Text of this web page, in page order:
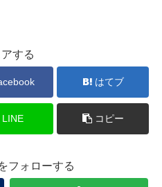
する
はてブ
LINE コピー
フォローする